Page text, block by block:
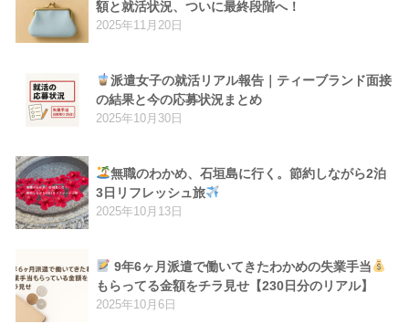
額と就活状況、ついに最終段階へ！
2025年11月20日
派遣女子の就活リアル報告｜ティーブランド面接
の結果と今の応募状況まとめ
2025年10月30日
無職のわかめ、石垣島に行く。節約しながら2泊
3日リフレッシュ旅
2025年10月13日
9年6ヶ月派遣で働いてきたわかめの失業手当
もらってる金額をチラ見せ【230日分のリアル】
2025年10月6日